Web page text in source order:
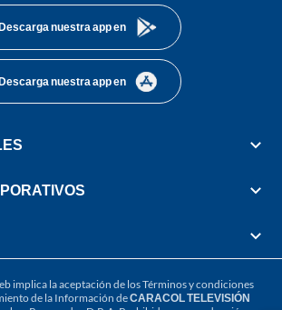
nuestra app en
nuestra app en
implica la aceptación de losTérminos y condiciones
de la Información deCARACOL TELEVISIÓN